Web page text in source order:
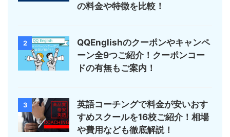
の料金や特徴を比較！
2
QQEnglishのクーポンやキャンペ
ーン全9つご紹介！クーポンコー
ドの有無もご案内！
3
英語コーチングで料金が安いおす
すめスクールを16校ご紹介！相場
や費用なども徹底解説！